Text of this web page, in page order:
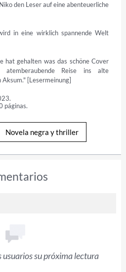
den Leser auf eine abenteuerliche
eine wirklich spannende Welt
gehalten was das schöne Cover
Reise ins alte
[Lesermeinung]
páginas.
Novela negra y thriller
usuarios su próxima lectura